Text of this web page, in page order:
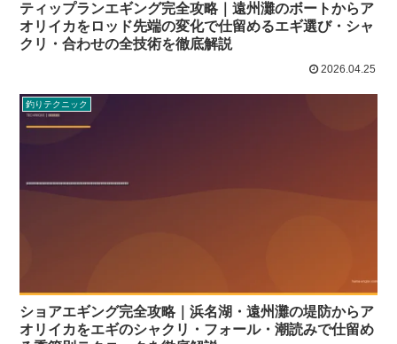
ティップランエギング完全攻略｜遠州灘のボートからア
オリイカをロッド先端の変化で仕留めるエギ選び・シャ
クリ・合わせの全技術を徹底解説
2026.04.25
釣りテクニック
ショアエギング完全攻略｜浜名湖・遠州灘の堤防からア
オリイカをエギのシャクリ・フォール・潮読みで仕留め